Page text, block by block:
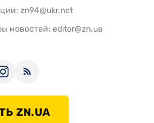
zn94@ukr.net
новостей: editor@zn.ua
ZN.UA